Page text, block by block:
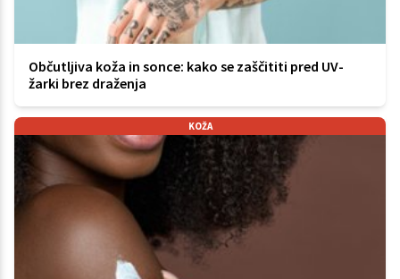
Občutljiva koža in sonce: kako se zaščititi pred UV-
žarki brez draženja
KOŽA